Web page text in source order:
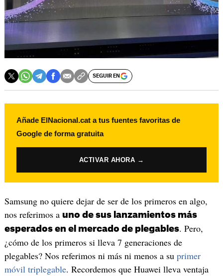
SEGUIR EN
Añade ElNacional.cat a tus fuentes favoritas de
Google de forma gratuita
ACTIVAR AHORA →
Samsung no quiere dejar de ser de los primeros en algo,
nos referimos a uno de sus lanzamientos más
esperados en el mercado de plegables. Pero,
¿cómo de los primeros si lleva 7 generaciones de
plegables? Nos referimos ni más ni menos a su primer
móvil triplegable. Recordemos que Huawei lleva ventaja